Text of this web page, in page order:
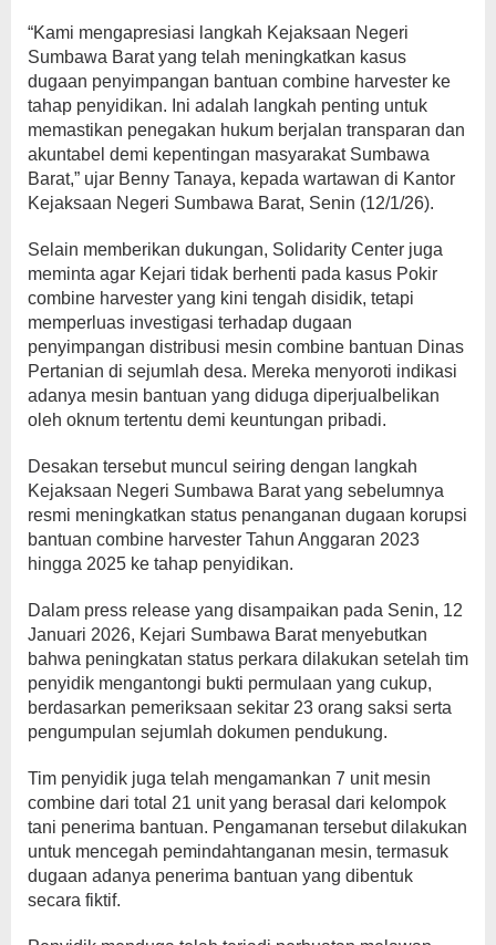
“Kami mengapresiasi langkah Kejaksaan Negeri
Sumbawa Barat yang telah meningkatkan kasus
dugaan penyimpangan bantuan combine harvester ke
tahap penyidikan. Ini adalah langkah penting untuk
memastikan penegakan hukum berjalan transparan dan
akuntabel demi kepentingan masyarakat Sumbawa
Barat,” ujar Benny Tanaya, kepada wartawan di Kantor
Kejaksaan Negeri Sumbawa Barat, Senin (12/1/26).
Selain memberikan dukungan, Solidarity Center juga
meminta agar Kejari tidak berhenti pada kasus Pokir
combine harvester yang kini tengah disidik, tetapi
memperluas investigasi terhadap dugaan
penyimpangan distribusi mesin combine bantuan Dinas
Pertanian di sejumlah desa. Mereka menyoroti indikasi
adanya mesin bantuan yang diduga diperjualbelikan
oleh oknum tertentu demi keuntungan pribadi.
Desakan tersebut muncul seiring dengan langkah
Kejaksaan Negeri Sumbawa Barat yang sebelumnya
resmi meningkatkan status penanganan dugaan korupsi
bantuan combine harvester Tahun Anggaran 2023
hingga 2025 ke tahap penyidikan.
Dalam press release yang disampaikan pada Senin, 12
Januari 2026, Kejari Sumbawa Barat menyebutkan
bahwa peningkatan status perkara dilakukan setelah tim
penyidik mengantongi bukti permulaan yang cukup,
berdasarkan pemeriksaan sekitar 23 orang saksi serta
pengumpulan sejumlah dokumen pendukung.
Tim penyidik juga telah mengamankan 7 unit mesin
combine dari total 21 unit yang berasal dari kelompok
tani penerima bantuan. Pengamanan tersebut dilakukan
untuk mencegah pemindahtanganan mesin, termasuk
dugaan adanya penerima bantuan yang dibentuk
secara fiktif.